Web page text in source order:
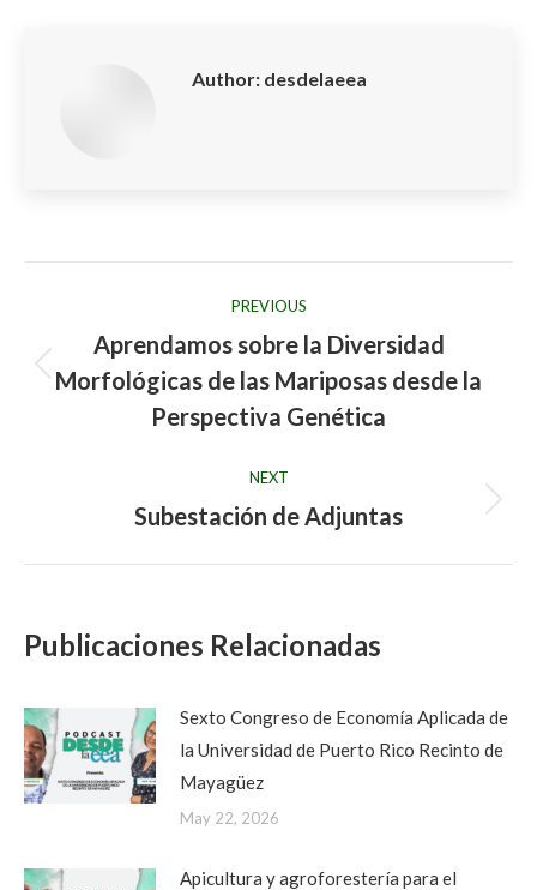
Author: desdelaeea
navigation
PREVIOUS
Previous
post:
Aprendamos sobre la Diversidad
Morfológicas de las Mariposas desde la
Perspectiva Genética
NEXT
Next
Subestación de Adjuntas
Publicaciones Relacionadas
Sexto Congreso de Economía Aplicada de
la Universidad de Puerto Rico Recinto de
Mayagüez
May 22, 2026
Apicultura y agroforestería para el